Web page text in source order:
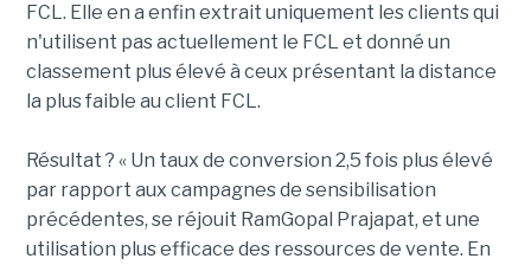
FCL. Elle en a enfin extrait uniquement les clients qui
n'utilisent pas actuellement le FCL et donné un
classement plus élevé à ceux présentant la distance
la plus faible au client FCL.
Résultat ? « Un taux de conversion 2,5 fois plus élevé
par rapport aux campagnes de sensibilisation
précédentes, se réjouit RamGopal Prajapat, et une
utilisation plus efficace des ressources de vente. En